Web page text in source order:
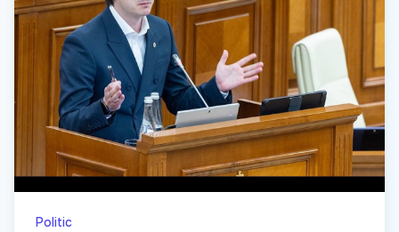
Politic